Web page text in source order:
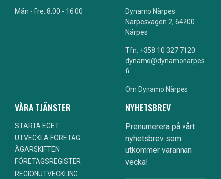
Mån - Fre: 8:00 - 16:00
Dynamo Närpes
Närpesvägen 2, 64200
Närpes
Tfn. +358 10 327 7120
dynamo@dynamonarpes.
fi
Om Dynamo Närpes
VÅRA TJÄNSTER
STARTA EGET
UTVECKLA FÖRETAG
ÄGARSKIFTEN
FÖRETAGSREGISTER
REGIONUTVECKLING
NYHETSBREV
Prenumerera på vårt
nyhetsbrev som
utkommer varannan
vecka!